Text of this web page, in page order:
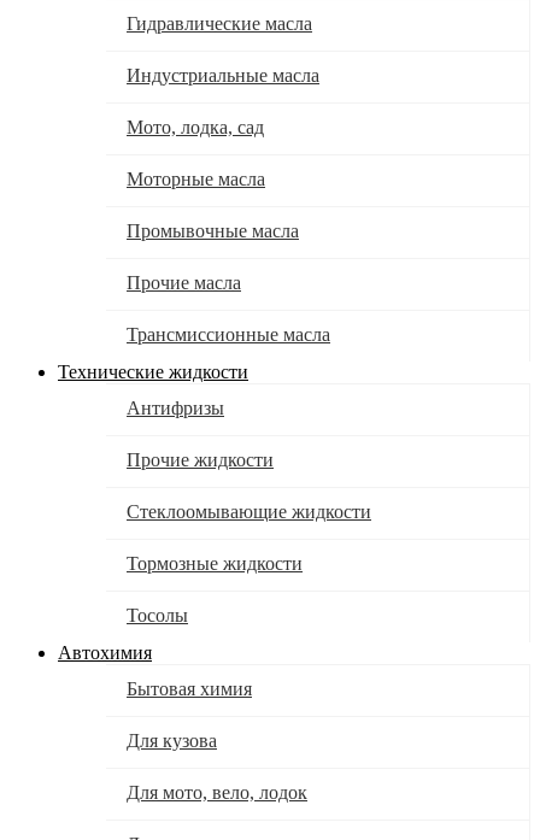
Гидравлические масла
Индустриальные масла
Мото, лодка, сад
Моторные масла
Промывочные масла
Прочие масла
Трансмиссионные масла
Технические жидкости
Антифризы
Прочие жидкости
Стеклоомывающие жидкости
Тормозные жидкости
Тосолы
Автохимия
Бытовая химия
Для кузова
Для мото, вело, лодок